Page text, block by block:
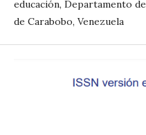
educación, Departamento
de Carabobo, Venezuela